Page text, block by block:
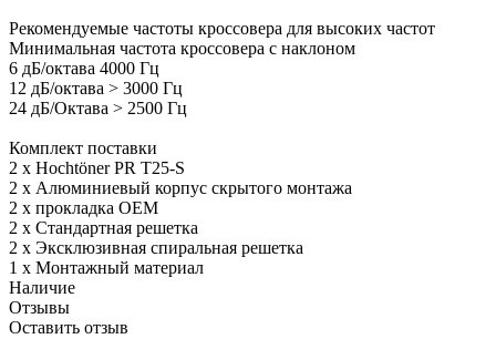
Рекомендуемые частоты кроссовера для высоких частот
Минимальная частота кроссовера с наклоном
6 дБ/октава 4000 Гц
12 дБ/октава > 3000 Гц
24 дБ/Октава > 2500 Гц
Комплект поставки
2 x Hochtöner PR T25-S
2 x Алюминиевый корпус скрытого монтажа
2 x прокладка OEM
2 x Стандартная решетка
2 x Эксклюзивная спиральная решетка
1 x Монтажный материал
Наличие
Отзывы
Оставить отзыв